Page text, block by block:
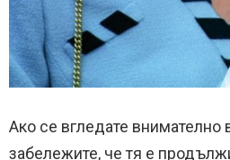
Ако се вгледате внимателно
забележите, че тя е